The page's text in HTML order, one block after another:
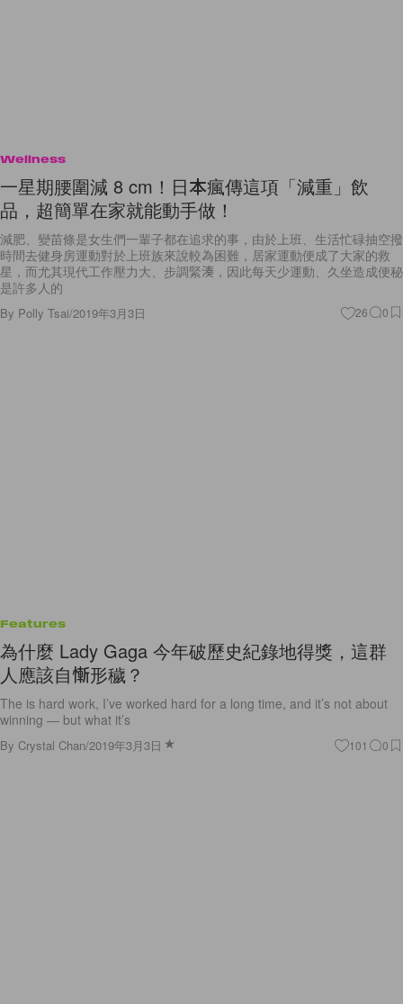
Wellness
一星期腰圍減 8 cm！日本瘋傳這項「減重」飲
品，超簡單在家就能動手做！
減肥、變苗條是女生們一輩子都在追求的事，由於上班、生活忙碌抽空撥
時間去健身房運動對於上班族來說較為困難，居家運動便成了大家的救
星，而尤其現代工作壓力大、步調緊湊，因此每天少運動、久坐造成便秘
是許多人的
By Polly Tsai/2019年3月3日 26 0
Features
為什麼 Lady Gaga 今年破歷史紀錄地得獎，這群
人應該自慚形穢？
The is hard work, I’ve worked hard for a long time, and it’s not about
winning — but what it’s
By Crystal Chan/2019年3月3日 101 0